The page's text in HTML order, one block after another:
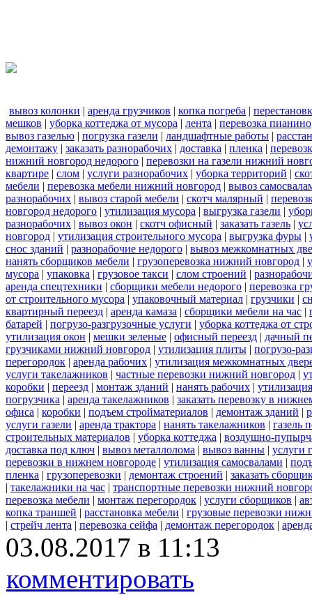
вывоз колонки | аренда грузчиков | копка погреба |
мешков | уборка коттеджа от мусора | лента | перевозка пианино
вывоз газелью | погрузка газели | ландшафтные работы |
демонтажу | заказать разнорабочих | доставка | пленка |
нижний новгород недорого | перевозки на газели нижний
квартире | слом | услуги разнорабочих | уборка территорий |
мебели | перевозка мебели нижний новгород | вывоз
разнорабочих | вывоз старой мебели | скотч малярный |
новгород недорого | утилизация мусора | выгрузка газели |
разнорабочих | вывоз окон | скотч офисный | заказать газель |
новгород | утилизация строительного мусора | выгрузка фуры |
снос зданий | разнорабочие недорого | вывоз межкомнатных
нанять сборщиков мебели | грузоперевозка нижний новгород |
мусора | упаковка | грузовое такси | слом строений |
аренда спецтехники | сборщики мебели недорого | перевозка
от строительного мусора | упаковочный материал | грузчики |
квартирный переезд | аренда камаза | сборщики мебели на час |
батарей | погрузо-разгрузочные услуги | уборка коттеджа от
утилизация окон | мешки зеленые | офисный переезд | дачный
грузчиками нижний новгород | утилизация плиты | погрузо-
перегородок | аренда рабочих | утилизация межкомнатных
услуги такелажников | частные перевозки нижний новгород |
коробки | переезд | монтаж зданий | нанять рабочих |
погрузчика | аренда такелажников | заказать перевозку в
офиса | коробки | подъем стройматериалов | демонтаж зданий |
услуги газели | аренда трактора | нанять такелажников | газель
строительных материалов | уборка коттеджа | воздушно-
доставка под ключ | вывоз металлолома | вывоз ванны | услуги
перевозки в нижнем новгороде | утилизация самосвалами |
пленка | грузоперевозки | демонтаж строений | заказать
| такелажники на час | транспортные перевозки нижний
перевозка мебели | монтаж перегородок | услуги сборщиков |
копка траншей | расстановка мебели | грузовые перевозки
| стрейч лента | перевозка сейфа | демонтаж перегородок |
03.08.2017 в 11:13
комментировать